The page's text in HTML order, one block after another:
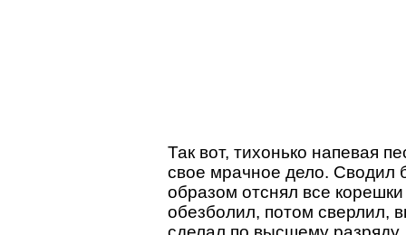
Так вот, тихонько напевая
свое мрачное дело. Сводил
образом отснял все
обезболил, потом сверлил,